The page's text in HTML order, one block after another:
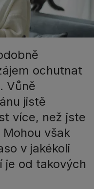
ochutnat
Vůně
jistě
více, než jste
však
v jakékoli
je od takových